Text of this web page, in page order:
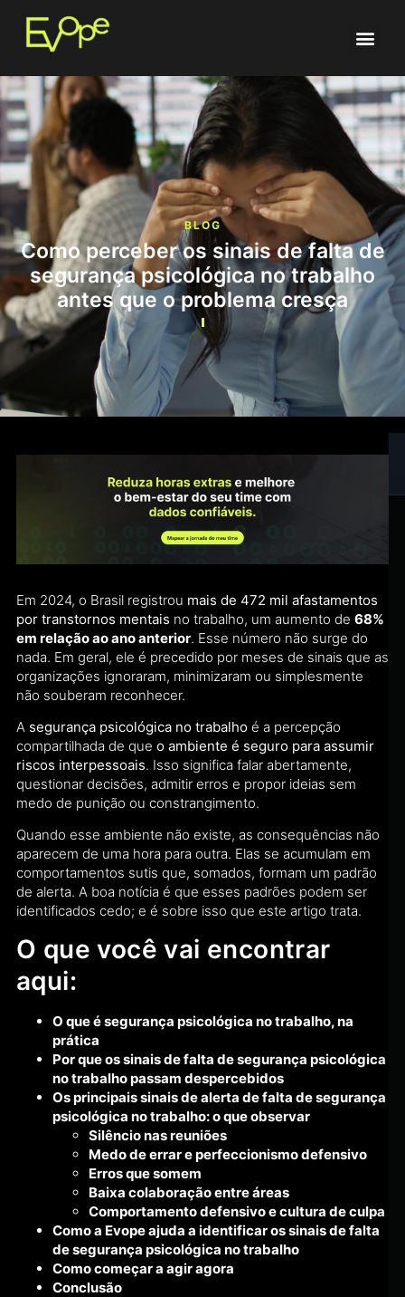
BLOG
Como perceber os sinais de falta de
segurança psicológica no trabalho
antes que o problema cresça
Em 2024, o Brasil registrou mais de 472 mil afastamentos
por transtornos mentais no trabalho, um aumento de 68%
em relação ao ano anterior. Esse número não surge do
nada. Em geral, ele é precedido por meses de sinais que as
organizações ignoraram, minimizaram ou simplesmente
não souberam reconhecer.
A segurança psicológica no trabalho é a percepção
compartilhada de que o ambiente é seguro para assumir
riscos interpessoais. Isso significa falar abertamente,
questionar decisões, admitir erros e propor ideias sem
medo de punição ou constrangimento.
Quando esse ambiente não existe, as consequências não
aparecem de uma hora para outra. Elas se acumulam em
comportamentos sutis que, somados, formam um padrão
de alerta. A boa notícia é que esses padrões podem ser
identificados cedo; e é sobre isso que este artigo trata.
O que você vai encontrar
aqui:
O que é segurança psicológica no trabalho, na
prática
Por que os sinais de falta de segurança psicológica
no trabalho passam despercebidos
Os principais sinais de alerta de falta de segurança
psicológica no trabalho: o que observar
Silêncio nas reuniões
Medo de errar e perfeccionismo defensivo
Erros que somem
Baixa colaboração entre áreas
Comportamento defensivo e cultura de culpa
Como a Evope ajuda a identificar os sinais de falta
de segurança psicológica no trabalho
Como começar a agir agora
Conclusão